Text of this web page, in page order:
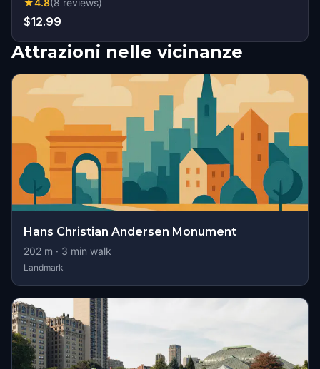
★4.8(8 reviews)
$12.99
Attrazioni nelle vicinanze
Hans Christian Andersen Monument
202 m · 3 min walk
Landmark